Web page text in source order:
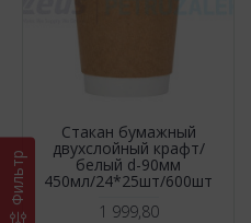
Фильтр
Стакан бумажный
двухслойный крафт/
белый d-90мм
450мл/24*25шт/600шт
1 999,80